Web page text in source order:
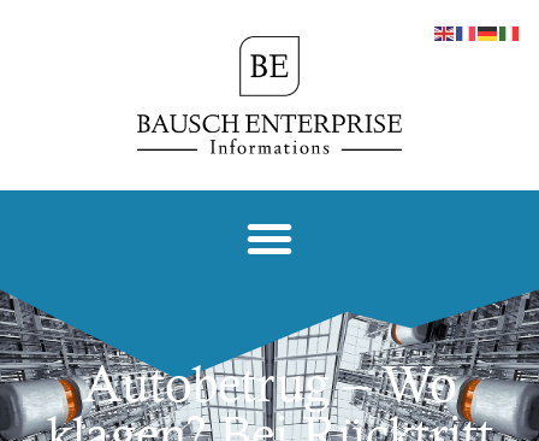
Autobetrug – Wo